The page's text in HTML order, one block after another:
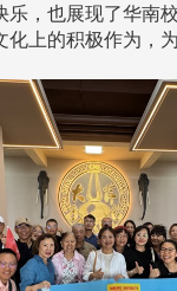
乐，也展现了华南
化上的积极作为，